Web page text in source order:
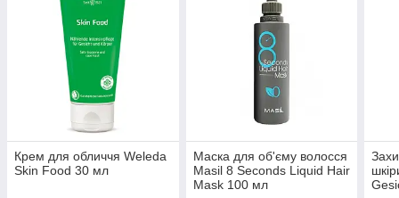
Крем для обличчя Weleda
Skin Food 30 мл
Маска для об'єму волосся
Masil 8 Seconds Liquid Hair
Mask 100 мл